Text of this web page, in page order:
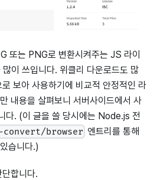
또는 PNG로 변환시켜주는 JS 라이
이 쓰입니다. 위클리 다운로드도 많
보아 사용하기에 비교적 안정적인 라
내용을 살펴보니 서버사이드에서 사
다. (이 글을 쓸 당시에는 Node.js 전
browser 엔트리를 통해
습니다.)
합니다.